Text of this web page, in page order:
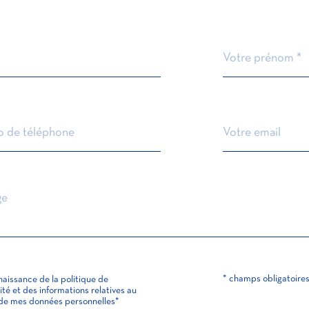
*
de la politique de
et des informations relatives au
mes données personnelles*
* champs obligatoires